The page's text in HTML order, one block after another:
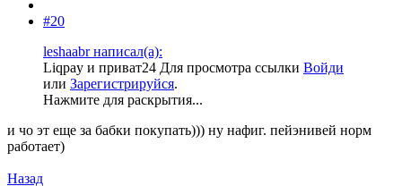
#20
leshaabr написал(а):
Liqpay и приват24 Для просмотра ссылки Войди
или Зарегистрируйся.
Нажмите для раскрытия...
и чо эт еще за бабки покупать))) ну нафиг. пейэнивей норм
работает)
Назад